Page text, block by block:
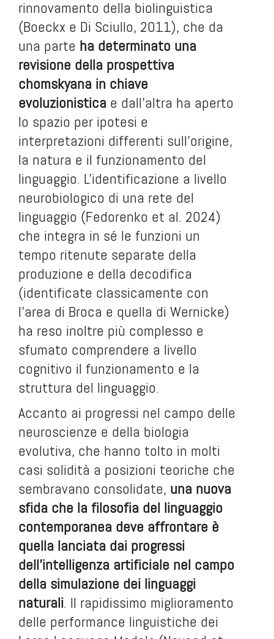
rinnovamento della biolinguistica
(Boeckx e Di Sciullo, 2011), che da
una parte ha determinato una
revisione della prospettiva
chomskyana in chiave
evoluzionistica e dall'altra ha aperto
lo spazio per ipotesi e
interpretazioni differenti sull'origine,
la natura e il funzionamento del
linguaggio. L'identificazione a livello
neurobiologico di una rete del
linguaggio (Fedorenko et al. 2024)
che integra in sé le funzioni un
tempo ritenute separate della
produzione e della decodifica
(identificate classicamente con
l'area di Broca e quella di Wernicke)
ha reso inoltre più complesso e
sfumato comprendere a livello
cognitivo il funzionamento e la
struttura del linguaggio.
Accanto ai progressi nel campo delle
neuroscienze e della biologia
evolutiva, che hanno tolto in molti
casi solidità a posizioni teoriche che
sembravano consolidate, una nuova
sfida che la filosofia del linguaggio
contemporanea deve affrontare è
quella lanciata dai progressi
dell'intelligenza artificiale nel campo
della simulazione dei linguaggi
naturali. Il rapidissimo miglioramento
delle performance linguistiche dei